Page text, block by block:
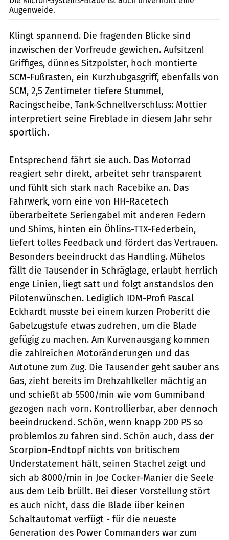
Augenweide.
Klingt spannend. Die fragenden Blicke sind
inzwischen der Vorfreude gewichen. Aufsitzen!
Griffiges, dünnes Sitzpolster, hoch montierte
SCM-Fußrasten, ein Kurzhubgasgriff, ebenfalls von
SCM, 2,5 Zentimeter tiefere Stummel,
Racingscheibe, Tank-Schnellverschluss: Mottier
interpretiert seine Fireblade in diesem Jahr sehr
sportlich.
Entsprechend fährt sie auch. Das Motorrad
reagiert sehr direkt, arbeitet sehr transparent
und fühlt sich stark nach Racebike an. Das
Fahrwerk, vorn eine von HH-Racetech
überarbeitete Seriengabel mit anderen Federn
und Shims, hinten ein Öhlins-TTX-Federbein,
liefert tolles Feedback und fördert das Vertrauen.
Besonders beeindruckt das Handling. Mühelos
fällt die Tausender in Schräglage, erlaubt herrlich
enge Linien, liegt satt und folgt anstandslos den
Pilotenwünschen. Lediglich IDM-Profi Pascal
Eckhardt musste bei einem kurzen Proberitt die
Gabelzugstufe etwas zudrehen, um die Blade
gefügig zu machen. Am Kurvenausgang kommen
die zahlreichen Motoränderungen und das
Autotune zum Zug. Die Tausender geht sauber ans
Gas, zieht bereits im Drehzahlkeller mächtig an
und schießt ab 5500/min wie vom Gummiband
gezogen nach vorn. Kontrollierbar, aber dennoch
beeindruckend. Schön, wenn knapp 200 PS so
problemlos zu fahren sind. Schön auch, dass der
Scorpion-Endtopf nichts von britischem
Understatement hält, seinen Stachel zeigt und
sich ab 8000/min in Joe Cocker-Manier die Seele
aus dem Leib brüllt. Bei dieser Vorstellung stört
es auch nicht, dass die Blade über keinen
Schaltautomat verfügt - für die neueste
Generation des Power Commanders war zum